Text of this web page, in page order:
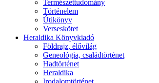
Természettudomány
Történelem
Útikönyv
Verseskötet
Heraldika Könyvkiadó
Földrajz, élővilág
Geneológia, családtörténet
Hadtörténet
Heraldika
Irodalomtörténet